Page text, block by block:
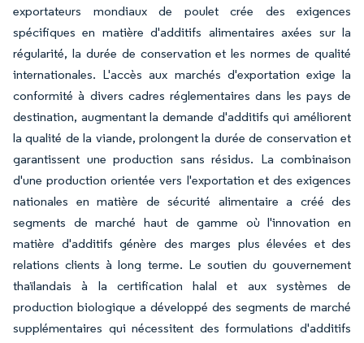
exportateurs mondiaux de poulet crée des exigences
spécifiques en matière d'additifs alimentaires axées sur la
régularité, la durée de conservation et les normes de qualité
internationales. L'accès aux marchés d'exportation exige la
conformité à divers cadres réglementaires dans les pays de
destination, augmentant la demande d'additifs qui améliorent
la qualité de la viande, prolongent la durée de conservation et
garantissent une production sans résidus. La combinaison
d'une production orientée vers l'exportation et des exigences
nationales en matière de sécurité alimentaire a créé des
segments de marché haut de gamme où l'innovation en
matière d'additifs génère des marges plus élevées et des
relations clients à long terme. Le soutien du gouvernement
thaïlandais à la certification halal et aux systèmes de
production biologique a développé des segments de marché
supplémentaires qui nécessitent des formulations d'additifs